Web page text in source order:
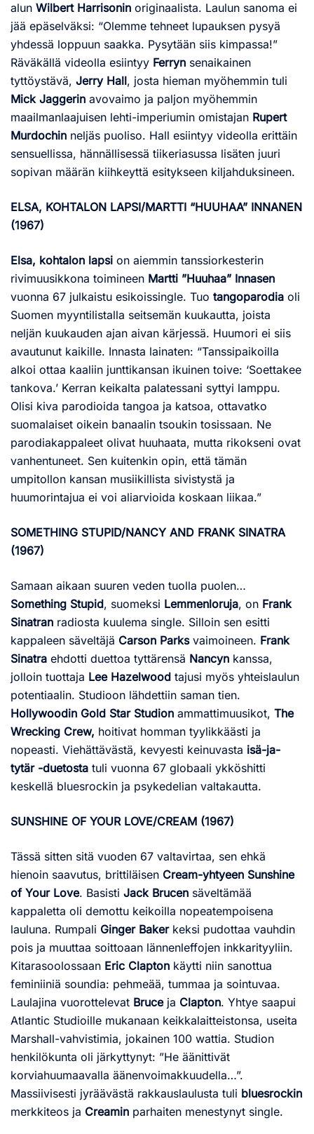
alun Wilbert Harrisonin originaalista. Laulun sanoma ei
jää epäselväksi: “Olemme tehneet lupauksen pysyä
yhdessä loppuun saakka. Pysytään siis kimpassa!”
Räväkällä videolla esiintyy Ferryn senaikainen
tyttöystävä, Jerry Hall, josta hieman myöhemmin tuli
Mick Jaggerin avovaimo ja paljon myöhemmin
maailmanlaajuisen lehti-imperiumin omistajan Rupert
Murdochin neljäs puoliso. Hall esiintyy videolla erittäin
sensuellissa, hännällisessä tiikeriasussa lisäten juuri
sopivan määrän kiihkeyttä esitykseen kiljahduksineen.
ELSA, KOHTALON LAPSI/MARTTI “HUUHAA” INNANEN
(1967)
Elsa, kohtalon lapsi on aiemmin tanssiorkesterin
rivimuusikkona toimineen Martti ”Huuhaa” Innasen
vuonna 67 julkaistu esikoissingle. Tuo tangoparodia oli
Suomen myyntilistalla seitsemän kuukautta, joista
neljän kuukauden ajan aivan kärjessä. Huumori ei siis
avautunut kaikille. Innasta lainaten: “Tanssipaikoilla
alkoi ottaa kaaliin junttikansan ikuinen toive: ‘Soettakee
tankova.’ Kerran keikalta palatessani syttyi lamppu.
Olisi kiva parodioida tangoa ja katsoa, ottavatko
suomalaiset oikein banaalin tsoukin tosissaan. Ne
parodiakappaleet olivat huuhaata, mutta rikokseni ovat
vanhentuneet. Sen kuitenkin opin, että tämän
umpitollon kansan musiikillista sivistystä ja
huumorintajua ei voi aliarvioida koskaan liikaa.”
SOMETHING STUPID/NANCY AND FRANK SINATRA
(1967)
Samaan aikaan suuren veden tuolla puolen…
Something Stupid, suomeksi Lemmenloruja, on Frank
Sinatran radiosta kuulema single. Silloin sen esitti
kappaleen säveltäjä Carson Parksvaimoineen. Frank
Sinatra ehdotti duettoa tyttärensä Nancyn kanssa,
jolloin tuottaja Lee Hazelwood tajusi myös yhteislaulun
potentiaalin. Studioon lähdettiin saman tien.
Hollywoodin Gold Star Studion ammattimuusikot, The
Wrecking Crew, hoitivat homman tyylikkäästi ja
nopeasti. Viehättävästä, kevyesti keinuvasta isä-ja-
tytär -duetosta tuli vuonna 67 globaali ykköshitti
keskellä bluesrockin ja psykedelian valtakautta.
SUNSHINE OF YOUR LOVE/CREAM (1967)
Tässä sitten sitä vuoden 67 valtavirtaa, sen ehkä
hienoin saavutus, brittiläisen Cream-yhtyeen Sunshine
of Your Love. Basisti Jack Brucen säveltämää
kappaletta oli demottu keikoilla nopeatempoisena
lauluna. Rumpali Ginger Bakerkeksi pudottaa vauhdin
pois ja muuttaa soittoaan lännenleffojen inkkarityyliin.
Kitarasoolossaan Eric Clapton käytti niin sanottua
feminiiniä soundia: pehmeää, tummaa ja sointuvaa.
Laulajina vuorottelevat Bruceja Clapton. Yhtye saapui
Atlantic Studioille mukanaan keikkalaitteistonsa, useita
Marshall-vahvistimia, jokainen 100 wattia. Studion
henkilökunta oli järkyttynyt: ”He äänittivät
korviahuumaavalla äänenvoimakkuudella…”.
Massiivisesti jyräävästä rakkauslaulusta tuli bluesrockin
merkkiteos ja Creamin parhaiten menestynyt single.